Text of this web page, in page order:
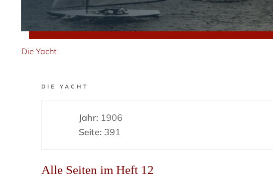
Die Yacht
DIE YACHT
Jahr: 1906
Seite: 391
Alle Seiten im Heft 12